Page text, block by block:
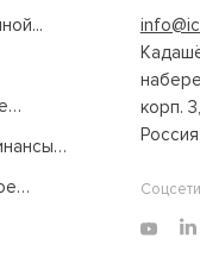
корп.
Соцсети